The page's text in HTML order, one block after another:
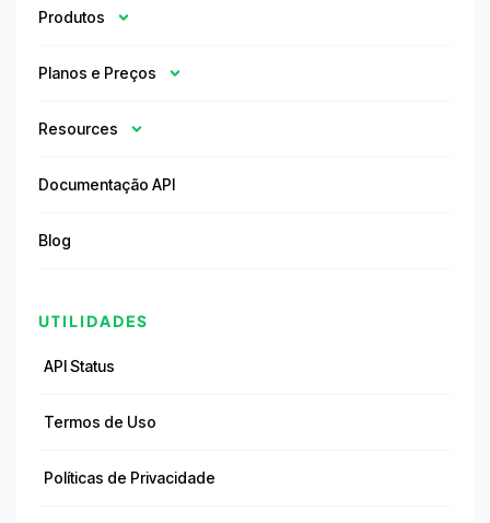
Produtos
Planos e Preços
Resources
Documentação API
Blog
UTILIDADES
API Status
Termos de Uso
Políticas de Privacidade